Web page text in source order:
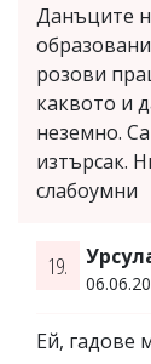
Данъците
розови
каквото и
неземно.
изтърсак.
слабоумни
19.
Ей, гадове